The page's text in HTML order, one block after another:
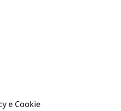
e Cookie